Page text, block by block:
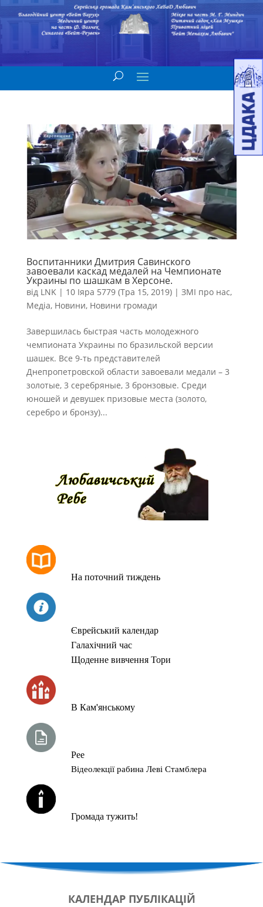
Воспитанники Дмитрия Савинского
завоевали каскад медалей на Чемпионате
Украины по шашкам в Херсоне.
від LNK| 10 Іяра 5779 (Тра 15, 2019)| ЗМІ про нас,
Медіа, Новини, Новини громади
Завершилась быстрая часть молодежного
чемпионата Украины по бразильской версии
шашек. Все 9-ть представителей
Днепропетровской области завоевали медали – 3
золотые, 3 серебряные, 3 бронзовые. Среди
юношей и девушек призовые места (золото,
серебро и бронзу)...
На поточний тиждень
Єврейський календар
Галахічний час
Щоденне вивчення Тори
В Кам'янському
Рее
Відеолекції рабина Леві Стамблера
Громада тужить!
КАЛЕНДАР ПУБЛІКАЦІЙ